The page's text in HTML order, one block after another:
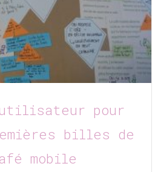
utilisateur pour
billes de
mobile